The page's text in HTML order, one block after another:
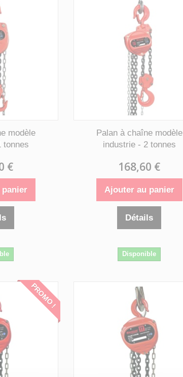
modèle
tonnes
€
Palan à chaîne modèle
industrie - 2 tonnes
168,60 €
Ajouter au panier
Détails
Disponible
PROMO !